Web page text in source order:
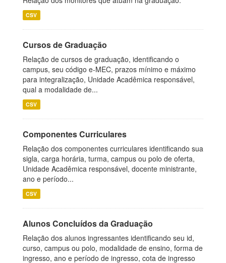
CSV
Cursos de Graduação
Relação de cursos de graduação, identificando o
campus, seu código e-MEC, prazos mínimo e máximo
para integralização, Unidade Acadêmica responsável,
qual a modalidade de...
CSV
Componentes Curriculares
Relação dos componentes curriculares identificando sua
sigla, carga horária, turma, campus ou polo de oferta,
Unidade Acadêmica responsável, docente ministrante,
ano e período...
CSV
Alunos Concluídos da Graduação
Relação dos alunos ingressantes identificando seu id,
curso, campus ou polo, modalidade de ensino, forma de
ingresso, ano e período de ingresso, cota de ingresso